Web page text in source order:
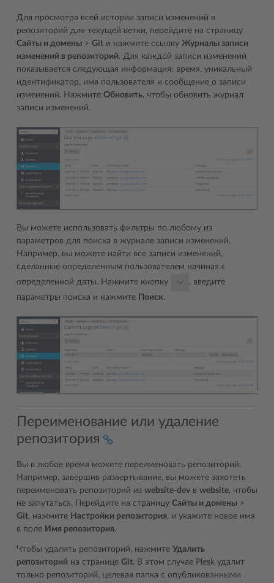
Для просмотра всей истории записи изменений в
репозиторий для текущей ветки, перейдите на страницу
Сайты и домены > Git и нажмите ссылку Журналы записи
изменений в репозиторий. Для каждой записи изменений
показывается следующая информация: время, уникальный
идентификатор, имя пользователя и сообщение о записи
изменений. Нажмите Обновить, чтобы обновить журнал
записи изменений.
Вы можете использовать фильтры по любому из
параметров для поиска в журнале записи изменений.
Например, вы можете найти все записи изменений,
сделанные определенным пользователем начиная с
определенной даты. Нажмите кнопку
, введите
параметры поиска и нажмите Поиск.
Переименование или удаление
репозитория
Вы в любое время можете переименовать репозиторий.
Например, завершив развертывание, вы можете захотеть
переименовать репозиторий из website-dev в website, чтобы
не запутаться. Перейдите на страницу Сайты и домены >
Git, нажмите Настройки репозитория, и укажите новое имя
в поле Имя репозитория.
Чтобы удалить репозиторий, нажмите Удалить
репозиторий на странице Git. В этом случае Plesk удалит
только репозиторий, целевая папка с опубликованными